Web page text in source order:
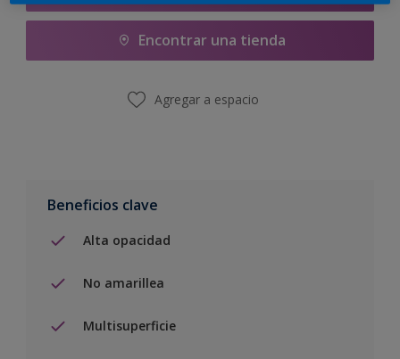
Encontrar una tienda
Agregar a espacio
Beneficios clave
Alta opacidad
No amarillea
Multisuperficie